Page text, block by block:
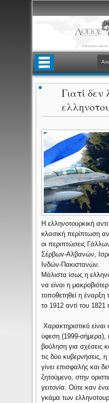
Γιατί
Η ελληνοτουρκική
κλασική περίπτωση
οι περιπτώσεις
Σέρβων-Αλβανών,
Ινδών-Πακιστανών.
Μάλιστα ίσως η
να είναι η
τοποθετηθεί η έναρξη
το 1912 αντί του 1821
Χαρακτηριστικό
ύφεση (1999-σήμερα),
βούληση για σχέσεις
τις δύο κυβερνήσεις,
γίνει επισφαλής και
ζητούμενο, στην
γειτονία. Ούτε καν
γκάμα των